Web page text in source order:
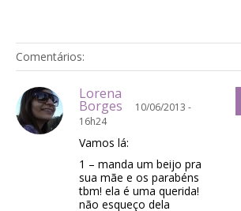
Comentários:
Lorena
Borges
10/06/2013 -
16h24
Vamos lá:
1 – manda um beijo pra
sua mãe e os parabéns
tbm! ela é uma querida!
não esqueço dela